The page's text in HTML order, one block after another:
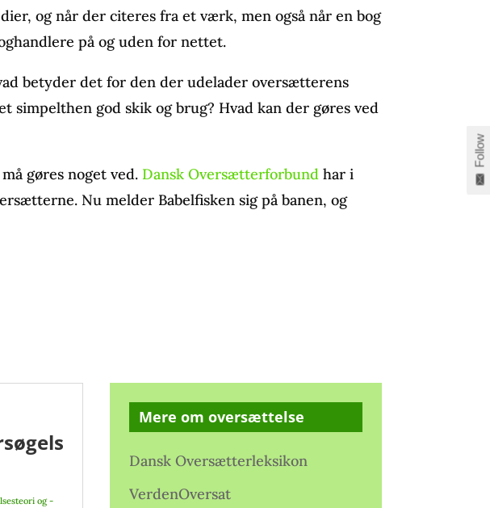
og når der citeres fra et værk, men også når en bog
på og uden for nettet.
betyder det for den der udelader oversætterens
god skik og brug? Hvad kan der gøres ved
gøres noget ved. Dansk Oversætterforbund har i
Nu melder Babelfisken sig på banen, og
og -
Mere om oversættelse
Dansk Oversætterleksikon
VerdenOversat
Follow